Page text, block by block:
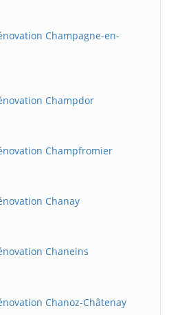
Champagne-en-
Champdor
Champfromier
Chanay
Chaneins
Chanoz-Châtenay